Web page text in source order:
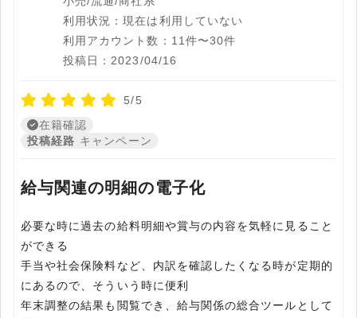
利用状況：現在は利用していない
利用アカウント数：11件〜30件
投稿日：2023/04/16
5/5
在籍確認
投稿経路 キャンペーン
給与関連の明細の電子化
必要な時に過去の給料明細や賞与の内容を気軽に見ること
ができる
手当や社会保険料など、内訳を確認したくなる時が定期的
にあるので、そういう時に便利
年末調整の結果も閲覧でき、給与関係の総合ツールとして